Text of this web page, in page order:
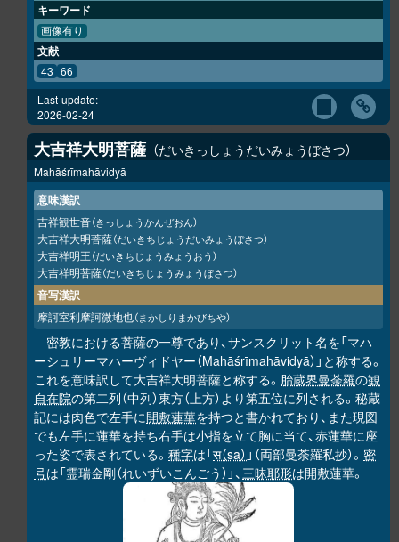
キーワード
画像有り
文献
43 66
Last-update:
2026-02-24
大吉祥大明菩薩 だいきっしょうだいみょうぼさつ
Mahāśrīmahāvidyā
意味漢訳
吉祥観世音（きっしょうかんぜおん）
大吉祥大明菩薩（だいきちじょうだいみょうぼさつ）
大吉祥明王（だいきちじょうみょうおう）
大吉祥明菩薩（だいきちじょうみょうぼさつ）
音写漢訳
摩訶室利摩訶微地也（まかしりまかびちや）
密教における菩薩の一尊であり、サンスクリット名を「マハ
ーシュリーマハーヴィドヤー（Mahāśrīmahāvidyā）」と称する。
これを意味訳して大吉祥大明菩薩と称する。 胎蔵界曼荼羅の観
自在院の第二列（中列）東方（上方）より第五位に列される。秘蔵
記には肉色で左手に開敷蓮華を持つと書かれており、また現図
でも左手に蓮華を持ち右手は小指を立て胸に当て、赤蓮華に座
った姿で表されている。 種字は「स（sa） 」（両部曼荼羅私抄）。 密
号は「霊瑞金剛（れいずいこんごう）」、三昧耶形は開敷蓮華。